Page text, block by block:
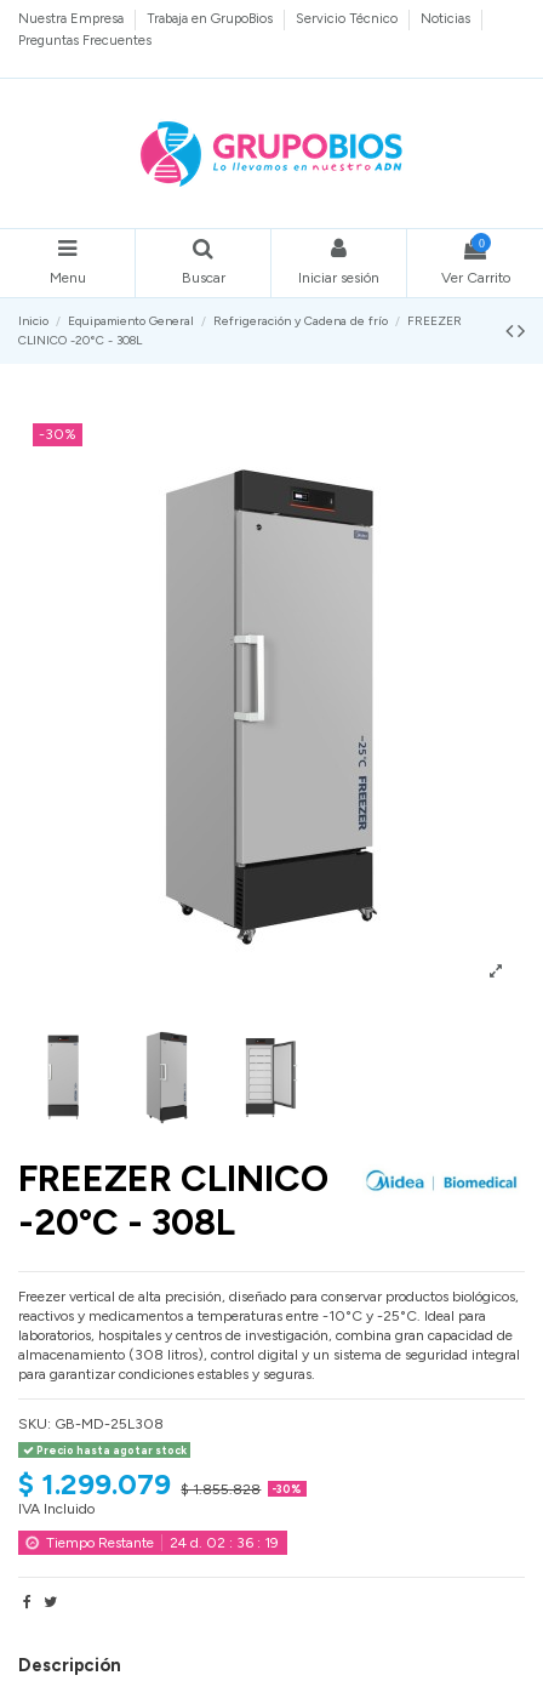
Nuestra Empresa Trabaja en GrupoBios Servicio Técnico
Noticias
Preguntas Frecuentes
Menu Buscar Iniciar sesión
0
Ver Carrito
Inicio Equipamiento General Refrigeración y Cadena de frío
FREEZER
CLINICO -20°C - 308L
-30%
FREEZER CLINICO
-20°C - 308L
Freezer vertical de alta precisión, diseñado para conservar productos biológicos,
reactivos y medicamentos a temperaturas entre -10°C y -25°C. Ideal para
laboratorios, hospitales y centros de investigación, combina gran capacidad de
almacenamiento (308 litros), control digital y un sistema de seguridad integral
para garantizar condiciones estables y seguras.
SKU: GB-MD-25L308
Precio hasta agotar stock
$ 1.299.079 $ 1.855.828 -30%
IVA Incluido
Tiempo Restante
24 d. 02 : 36 : 18
Descripción